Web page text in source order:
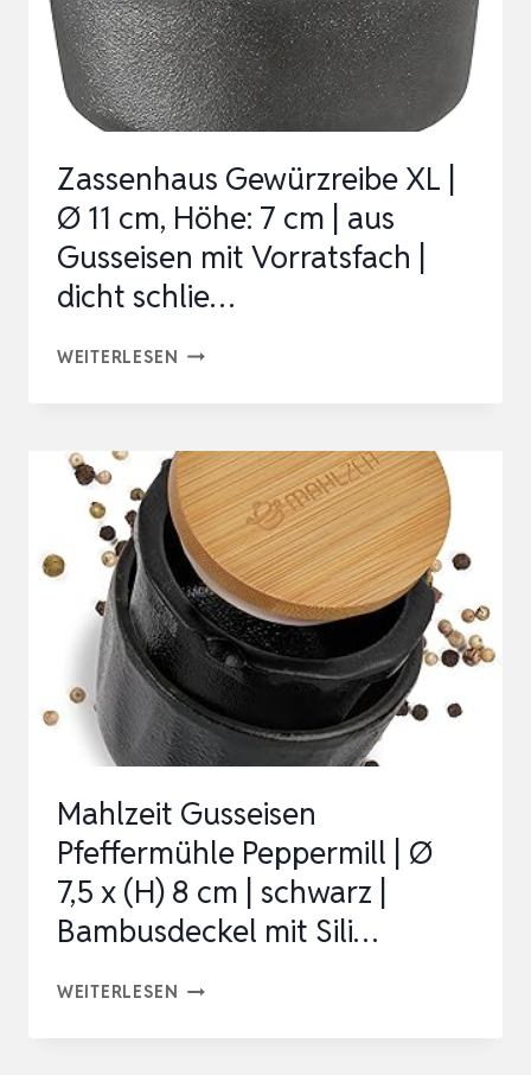
Zassenhaus Gewürzreibe XL |
Ø 11 cm, Höhe: 7 cm | aus
Gusseisen mit Vorratsfach |
dicht schlie…
WEITERLESEN ZASSENHAUS
|
Ø
11
CM,
HÖHE:
7
CM
|
AUS
MIT
VORRATSFACH
|
DICHT
Mahlzeit Gusseisen
Pfeffermühle Peppermill | Ø
7,5 x (H) 8 cm | schwarz |
Bambusdeckel mit Sili…
WEITERLESEN MAHLZEIT